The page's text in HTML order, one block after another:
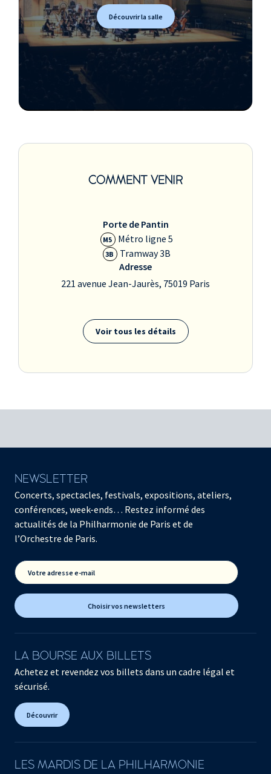
Découvrir la salle
COMMENT VENIR
Porte de Pantin
M5 Métro ligne 5
3B
Tramway 3B
Adresse
221 avenue Jean-Jaurès, 75019 Paris
Voir tous les détails
NEWSLETTER
Concerts, spectacles, festivals, expositions, ateliers,
conférences, week-ends… Restez informé des
actualités de la Philharmonie de Paris et de
l’Orchestre de Paris.
Votre adresse e-mail
Choisir vos newsletters
LA BOURSE AUX BILLETS
Achetez et revendez vos billets dans un cadre légal et
sécurisé.
Découvrir
LES MARDIS DE LA PHILHARMONIE